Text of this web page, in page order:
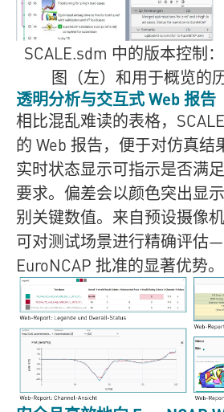
SCALE.sdm 中的版本控制
图（左）和用于概览的
透明分析与交互式 Web 报告
相比混乱难读的表格，
的 Web 报告，便于对仿真结
实时状态显示可指示是否满
要求。偏差会以颜色突出显
别关键数值。来自预设摄像
可对测试场景进行精确评估
EuroNCAP 批准的显著优势。